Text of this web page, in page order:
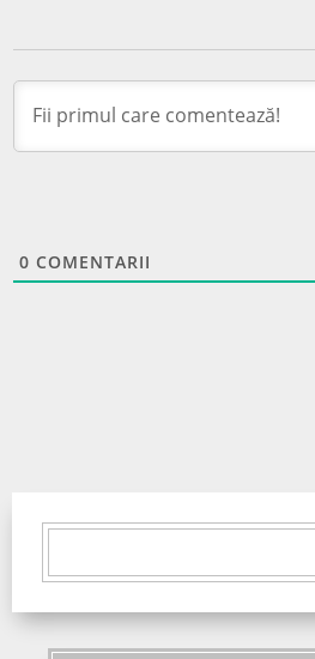
0 COMENTARII